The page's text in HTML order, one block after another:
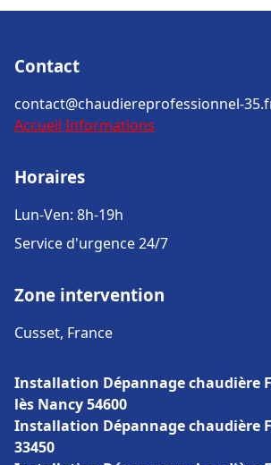
Contact
contact@chaudiereprofessionnel-
Accueil Informations
Horaires
Lun-Ven: 8h-19h
Service d'urgence 24/7
Zone intervention
Cusset, France
Installation Dépannage chaudière
lès Nancy 54600
Installation Dépannage chaudière
33450